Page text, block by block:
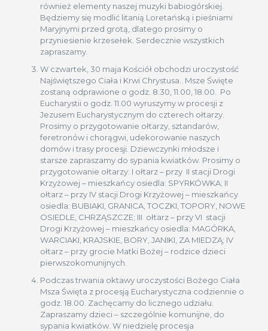
również elementy naszej muzyki babiogórskiej.
Będziemy się modlić litanią Loretańską i pieśniami
Maryjnymi przed grotą, dlatego prosimy o
przyniesienie krzesełek. Serdecznie wszystkich
zapraszamy.
W czwartek, 30 maja Kościół obchodzi uroczystość
Najświętszego Ciała i Krwi Chrystusa.. Msze Święte
zostaną odprawione o godz. 8.30, 11.00, 18.00. Po
Eucharystii o godz. 11.00 wyruszymy w procesji z
Jezusem Eucharystycznym do czterech ołtarzy.
Prosimy o przygotowanie ołtarzy, sztandarów,
feretronów i chorągwi, udekorowanie naszych
domów i trasy procesji. Dziewczynki młodsze i
starsze zapraszamy do sypania kwiatków. Prosimy o
przygotowanie ołtarzy: I ołtarz – przy II stacji Drogi
Krzyżowej – mieszkańcy osiedla: SPYRKÓWKA; II
ołtarz – przy IV stacji Drogi Krzyżowej – mieszkańcy
osiedla: BUBIAKI, GRANICA, TOCZKI, TOPORY, NOWE
OSIEDLE, CHRZĄSZCZE; III ołtarz – przy VI stacji
Drogi Krzyżowej – mieszkańcy osiedla: MAGÓRKA,
WARCIAKI, KRAJSKIE, BORY, JANIKI, ZA MIEDZĄ; IV
ołtarz – przy grocie Matki Bożej – rodzice dzieci
pierwszokomunijnych.
Podczas trwania oktawy uroczystości Bożego Ciała
Msza Święta z procesją Eucharystyczna codziennie o
godz. 18.00. Zachęcamy do licznego udziału.
Zapraszamy dzieci – szczególnie komunijne, do
sypania kwiatków. W niedzielę procesja